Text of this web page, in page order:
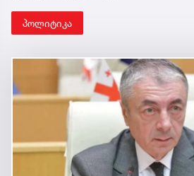
პოლიტიკა